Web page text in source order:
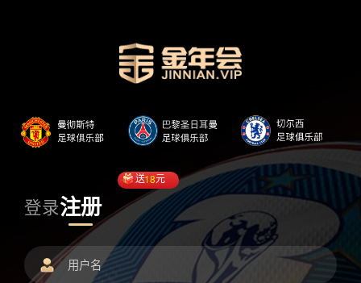
登录注册
送18元